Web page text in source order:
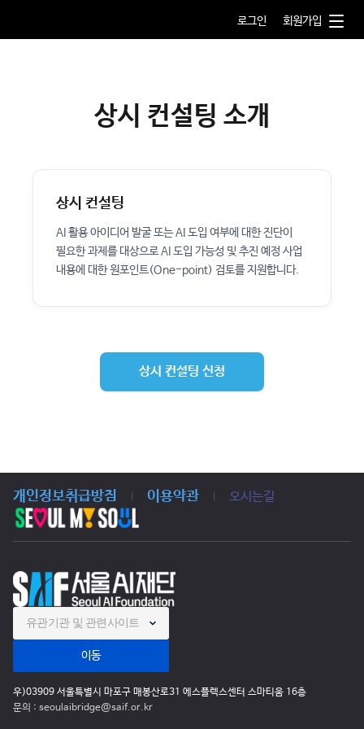
로그인 회원가입
AI 서비스 개발
AI 행정사례
이용안내
상시 컨설팅 소개
상시 컨설팅
AI 활용 아이디어 발굴 또는 AI 도입 여부에 대한 진단이
필요한 과제를 대상으로 AI 도입 가능성 및 추진 예정 사업
내용에 대한 원포인트(One-point) 검토를 지원합니다.
상시 컨설팅 신청
개인정보취급방침 이용약관 오시는길
유관기관 및 관련사이트
이동
우)03909 서울특별시 마포구 매봉산로31 에스플렉스센터 스마티움 16층
문의 : seoulaibridge@saif.or.kr